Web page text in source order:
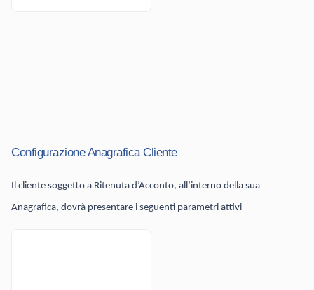
Configurazione Anagrafica Cliente
Il cliente soggetto a Ritenuta d’Acconto, all’interno della sua
Anagrafica, dovrà presentare i seguenti parametri attivi